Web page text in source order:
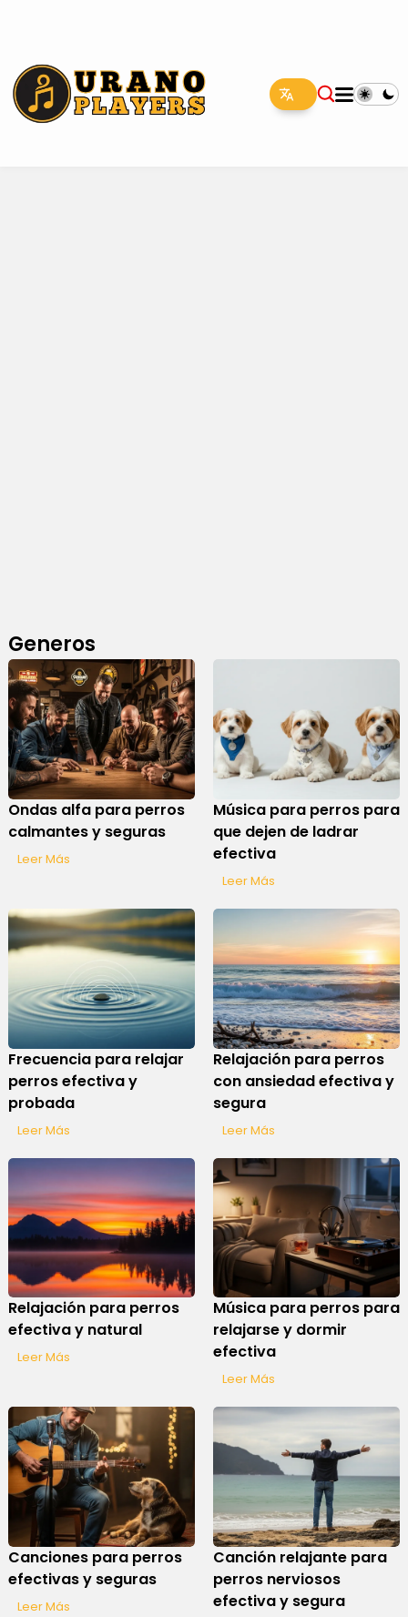
Generos
Ondas alfa para perros
calmantes y seguras
Leer Más
Música para perros para
que dejen de ladrar
efectiva
Leer Más
Frecuencia para relajar
perros efectiva y
probada
Leer Más
Relajación para perros
con ansiedad efectiva y
segura
Leer Más
Relajación para perros
efectiva y natural
Leer Más
Música para perros para
relajarse y dormir
efectiva
Leer Más
Canciones para perros
efectivas y seguras
Leer Más
Canción relajante para
perros nerviosos
efectiva y segura